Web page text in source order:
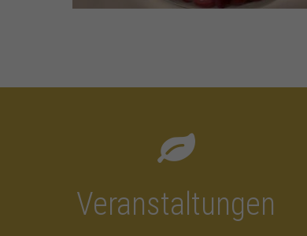
Veranstaltungen